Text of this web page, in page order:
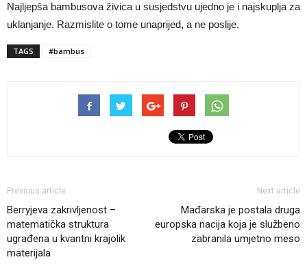
Najljepša bambusova živica u susjedstvu ujedno je i najskuplja za
uklanjanje. Razmislite o tome unaprijed, a ne poslije.
TAGS #bambus
Previous article
Berryjeva zakrivljenost –
matematička struktura
ugrađena u kvantni krajolik
materijala
Next article
Mađarska je postala druga
europska nacija koja je službeno
zabranila umjetno meso